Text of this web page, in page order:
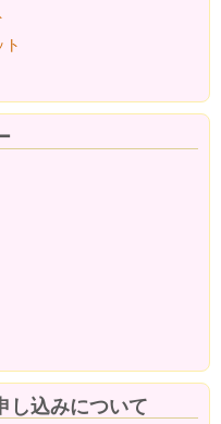
し込みについて